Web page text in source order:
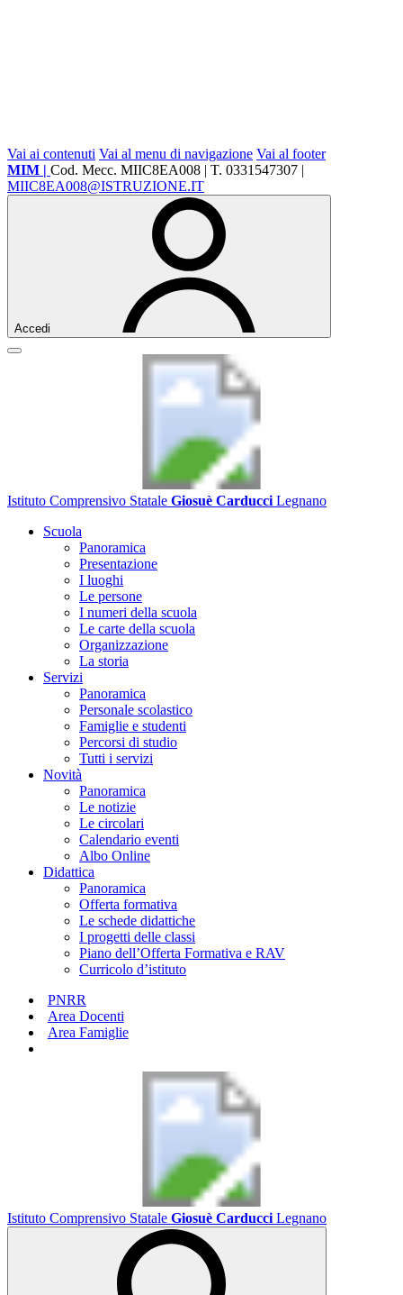
Vai ai contenuti Vai al menu di navigazione Vai al footer
MIM | Cod. Mecc. MIIC8EA008 | T. 0331547307 |
MIIC8EA008@ISTRUZIONE.IT
Accedi
Istituto Comprensivo Statale Giosuè Carducci Legnano
Scuola
Panoramica
Presentazione
I luoghi
Le persone
I numeri della scuola
Le carte della scuola
Organizzazione
La storia
Servizi
Panoramica
Personale scolastico
Famiglie e studenti
Percorsi di studio
Tutti i servizi
Novità
Panoramica
Le notizie
Le circolari
Calendario eventi
Albo Online
Didattica
Panoramica
Offerta formativa
Le schede didattiche
I progetti delle classi
Piano dell’Offerta Formativa e RAV
Curricolo d’istituto
PNRR
Area Docenti
Area Famiglie
Istituto Comprensivo Statale Giosuè Carducci Legnano